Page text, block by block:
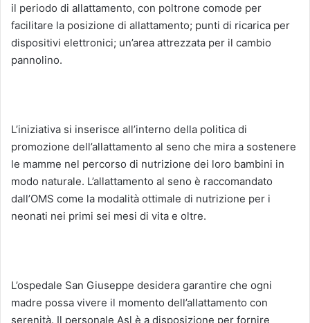
il periodo di allattamento, con poltrone comode per
facilitare la posizione di allattamento; punti di ricarica per
dispositivi elettronici; un’area attrezzata per il cambio
pannolino.
L’iniziativa si inserisce all’interno della politica di
promozione dell’allattamento al seno che mira a sostenere
le mamme nel percorso di nutrizione dei loro bambini in
modo naturale. L’allattamento al seno è raccomandato
dall’OMS come la modalità ottimale di nutrizione per i
neonati nei primi sei mesi di vita e oltre.
L’ospedale San Giuseppe desidera garantire che ogni
madre possa vivere il momento dell’allattamento con
serenità. Il personale Asl è a disposizione per fornire